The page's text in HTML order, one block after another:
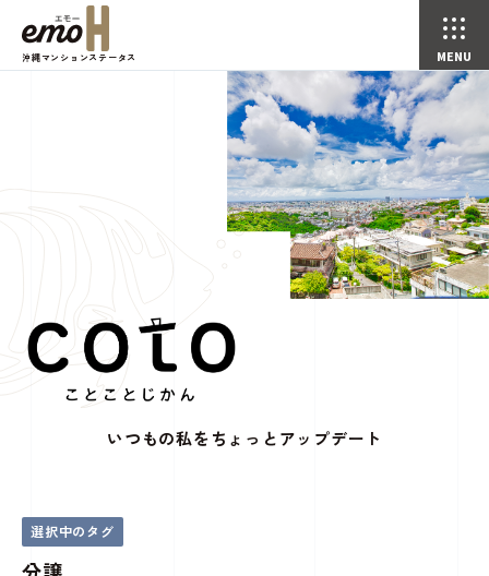
沖縄マンションステータス
いつもの私をちょっとアップデート
選択中のタグ